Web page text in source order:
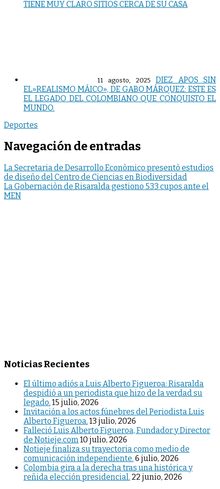
TIENE MUY CLARO SITIOS CERCA DE SU CASA
11 agosto, 2025
DIEZ APOS SIN
EL»REALISMO MÁICO», DE GABO MÁRQUEZ: ESTE ES
EL LEGADO DEL COLOMBIANO QUE CONQUISTO EL
MUNDO.
Deportes
Navegación de entradas
La Secretaria de Desarrollo Econòmico presentò estudios
de diseño del Centro de Ciencias en Biodiversidad
La Gobernaciòn de Risaralda gestiono 533 cupos ante el
MEN
Noticias Recientes
El último adiós a Luis Alberto Figueroa: Risaralda
despidió a un periodista que hizo de la verdad su
legado. 15 julio, 2026
Invitación a los actos fúnebres del Periodista Luis
Alberto Figueroa. 13 julio, 2026
Falleció Luis Alberto Figueroa, Fundador y Director
de Notieje.com 10 julio, 2026
Notieje finaliza su trayectoria como medio de
comunicación independiente. 6 julio, 2026
Colombia gira a la derecha tras una histórica y
reñida elección presidencial. 22 junio, 2026